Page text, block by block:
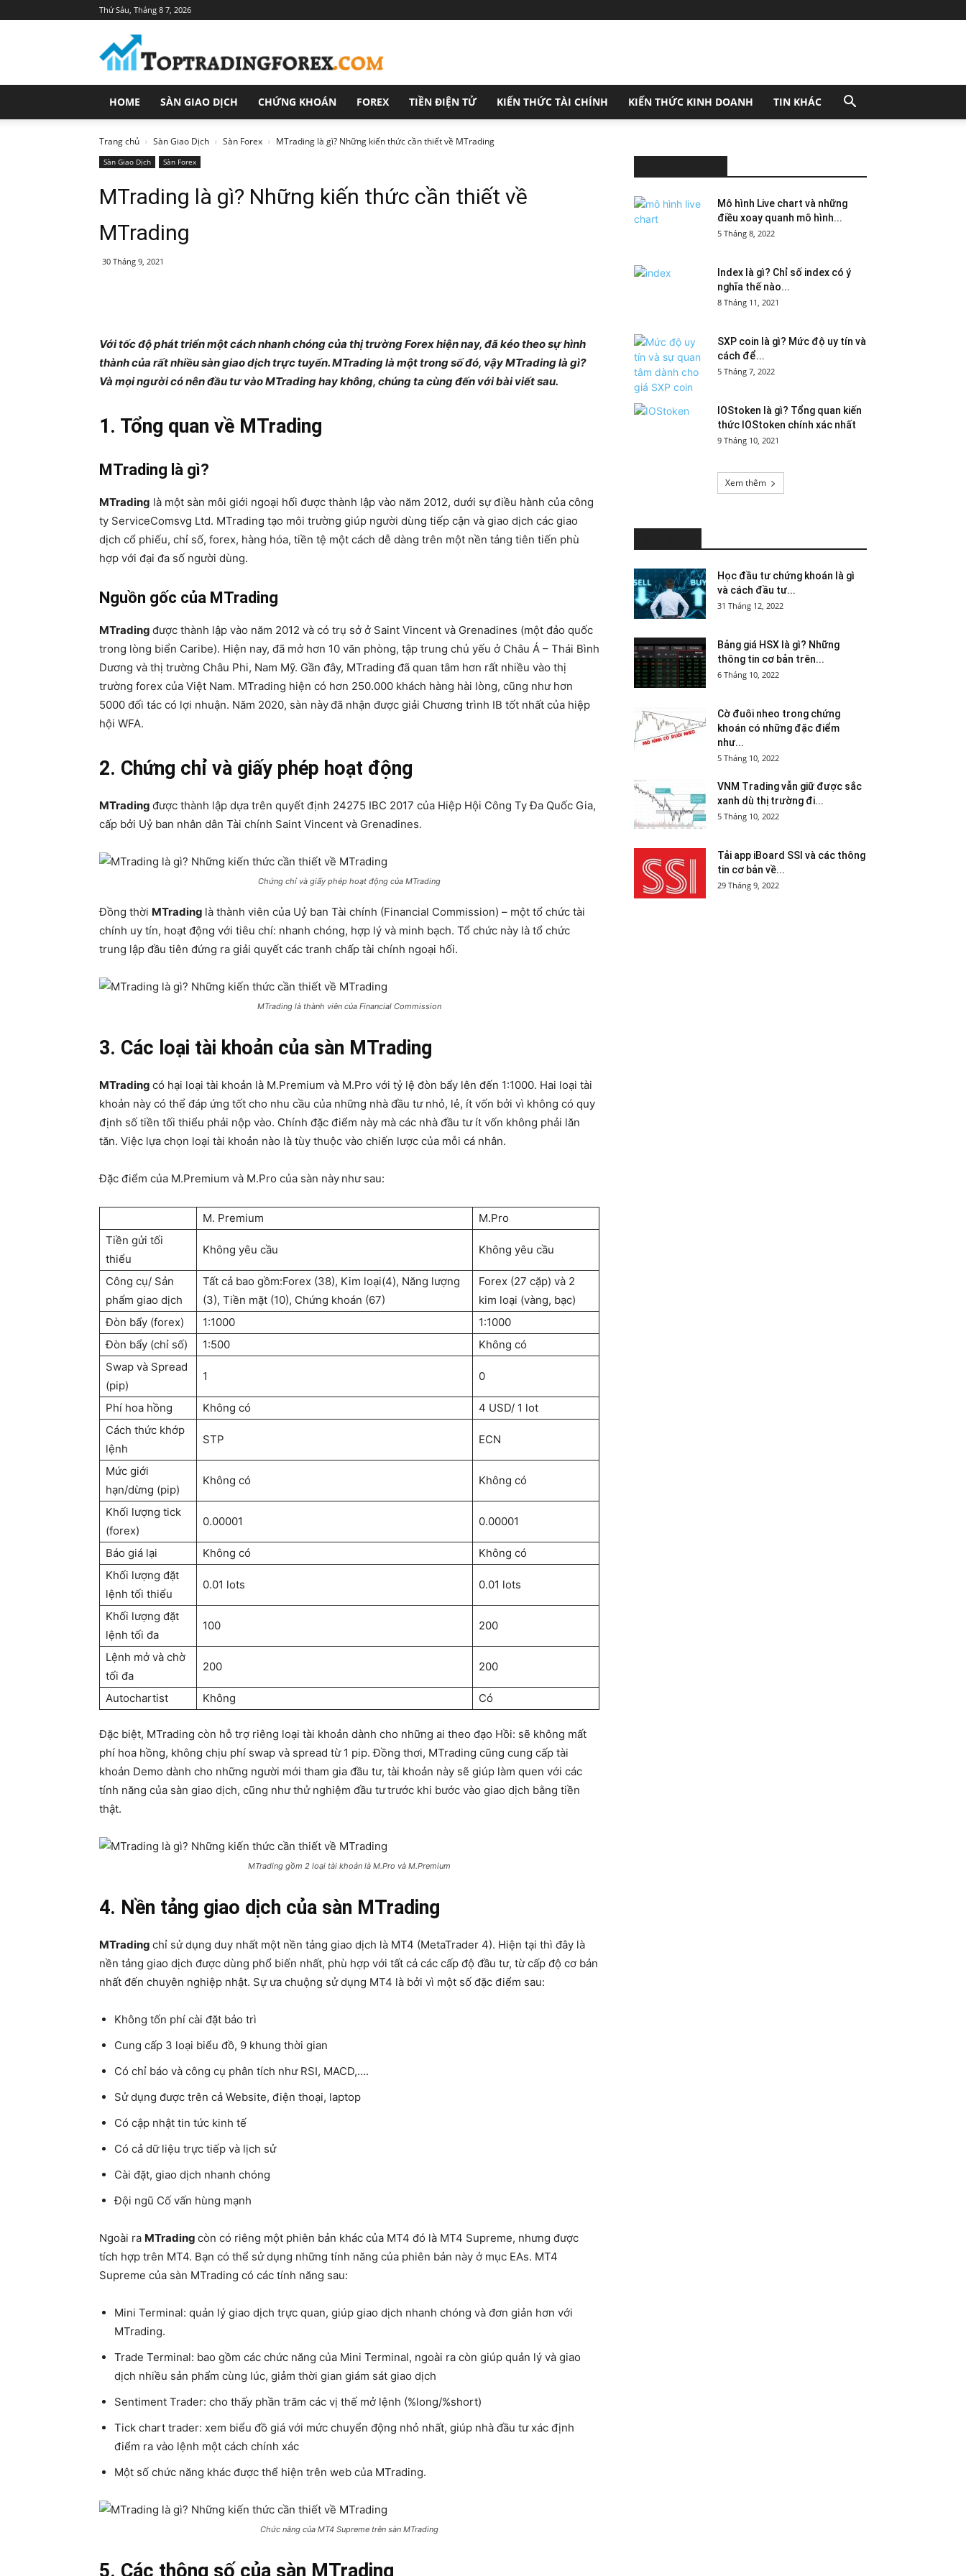
Thứ Sáu, Tháng 8 7, 2026
Trang
Tin
Tức
Đầu
Tư
Chính
HOME SÀN GIAO DỊCH CHỨNG KHOÁN FOREX TIỀN ĐIỆN TỬ KIẾN THỨC TÀI CHÍNH KIẾN THỨC KINH DOANH TIN KHÁC
Trang chủ Sàn Giao Dịch Sàn Forex MTrading là gì? Những kiến thức cần thiết về MTrading
Sàn Giao Dịch Sàn Forex
MTrading là gì? Những kiến thức cần thiết về
MTrading
30 Tháng 9, 2021
Với tốc độ phát triển một cách nhanh chóng của thị trường Forex hiện nay, đã kéo theo sự hình
thành của rất nhiều sàn giao dịch trực tuyến. MTrading là một trong số đó, vậy MTrading là gì?
Và mọi người có nên đầu tư vào MTrading hay không, chúng ta cùng đến với bài viết sau.
1. Tổng quan về MTrading
MTrading là gì?
MTrading là một sàn môi giới ngoại hối được thành lập vào năm 2012, dưới sự điều hành của công
ty ServiceComsvg Ltd. MTrading tạo môi trường giúp người dùng tiếp cận và giao dịch các giao
dịch cổ phiếu, chỉ số, forex, hàng hóa, tiền tệ một cách dễ dàng trên một nền tảng tiên tiến phù
hợp với đại đa số người dùng.
Nguồn gốc của MTrading
MTrading được thành lập vào năm 2012 và có trụ sở ở Saint Vincent và Grenadines (một đảo quốc
trong lòng biển Caribe). Hiện nay, đã mở hơn 10 văn phòng, tập trung chủ yếu ở Châu Á – Thái Bình
Dương và thị trường Châu Phi, Nam Mỹ. Gần đây, MTrading đã quan tâm hơn rất nhiều vào thị
trường forex của Việt Nam. MTrading hiện có hơn 250.000 khách hàng hài lòng, cũng như hơn
5000 đối tác có lợi nhuận. Năm 2020, sàn nàyđã nhận được giải Chương trình IB tốt nhất của hiệp
hội WFA.
2. Chứng chỉ và giấy phép hoạt động
MTrading được thành lập dựa trên quyết định 24275 IBC 2017 của Hiệp Hội Công Ty Đa Quốc Gia,
cấp bởi Uỷ ban nhân dân Tài chính Saint Vincent và Grenadines.
Chứng chỉ và giấy phép hoạt động của MTrading
Đồng thời MTrading là thành viên của Uỷ ban Tài chính (Financial Commission) – một tổ chức tài
chính uy tín, hoạt động với tiêu chí: nhanh chóng, hợp lý và minh bạch. Tổ chức này là tổ chức
trung lập đầu tiên đứng ra giải quyết các tranh chấp tài chính ngoại hối.
MTrading là thành viên của Financial Commission
3. Các loại tài khoản của sàn MTrading
MTrading có hại loại tài khoản là M.Premium và M.Pro với tỷ lệ đòn bẩy lên đến 1:1000. Hai loại tài
khoản này có thể đáp ứng tốt cho nhu cầu của những nhà đầu tư nhỏ, lẻ, ít vốn bởi vì không có quy
định số tiền tối thiểu phải nộp vào. Chính đặc điểm này mà các nhà đầu tư ít vốn không phải lăn
tăn. Việc lựa chọn loại tài khoản nào là tùy thuộc vào chiến lược của mỗi cá nhân.
Đặc điểm của M.Premium và M.Pro của sàn này như sau:
M. Premium
M.Pro
Tiền gửi tối
thiểu
Không yêu cầu Không yêu cầu
Công cụ/ Sản
phẩm giao dịch
Tất cả bao gồm:Forex (38), Kim loại(4), Năng lượng
(3), Tiền mặt (10), Chứng khoán (67)
Forex (27 cặp) và 2
kim loại (vàng, bạc)
Đòn bẩy (forex)
1:1000
1:1000
Đòn bẩy (chỉ số)
1:500
Không có
Swap và Spread
(pip)
1 0
Phí hoa hồng Không có
4 USD/ 1 lot
Cách thức khớp
lệnh
STP ECN
Mức giới
hạn/dừng (pip)
Không có Không có
Khối lượng tick
(forex)
0.00001 0.00001
Báo giá lại Không có
Không có
Khối lượng đặt
lệnh tối thiểu
0.01 lots 0.01 lots
Khối lượng đặt
lệnh tối đa
100 200
Lệnh mở và chờ
tối đa
200 200
Autochartist Không Có
Đặc biệt, MTrading còn hỗ trợ riêng loại tài khoản dành cho những ai theo đạo Hồi: sẽ không mất
phí hoa hồng, không chịu phí swap và spread từ 1 pip. Đồng thơi, MTrading cũng cung cấp tài
khoản Demo dành cho những người mới tham gia đầu tư, tài khoản này sẽ giúp làm quen với các
tính năng của sàn giao dịch, cũng như thử nghiệm đầu tưtrước khi bước vào giao dịch bằng tiền
thật.
MTrading gồm 2 loại tài khoản là M.Pro và M.Premium
4. Nền tảng giao dịch của sàn MTrading
MTrading chỉ sử dụng duy nhất một nền tảng giao dịch là MT4 (MetaTrader 4). Hiện tại thì đây là
nền tảng giao dịch được dùng phổ biến nhất, phù hợp với tất cả các cấp độ đầu tư, từ cấp độ cơ bản
nhất đến chuyên nghiệp nhật. Sự ưa chuộng sử dụng MT4 là bởi vì một số đặc điểm sau:
Không tốn phí cài đặt bảo trì
Cung cấp 3 loại biểu đồ, 9 khung thời gian
Có chỉ báo và công cụ phân tích như RSI, MACD,….
Sử dụng được trên cả Website, điện thoại, laptop
Có cập nhật tin tức kinh tế
Có cả dữ liệu trực tiếp và lịch sử
Cài đặt, giao dịch nhanh chóng
Đội ngũ Cố vấn hùng mạnh
Ngoài ra MTrading còn có riêng một phiên bản khác của MT4 đó là MT4 Supreme, nhưng được
tích hợp trên MT4. Bạn có thể sử dụng những tính năng của phiên bản này ở mục EAs. MT4
Supreme của sàn MTrading có các tính năng sau:
Mini Terminal: quản lý giao dịch trực quan, giúp giao dịch nhanh chóng và đơn giản hơn với
MTrading.
Trade Terminal: bao gồm các chức năng của Mini Terminal, ngoài ra còn giúp quản lý và giao
dịch nhiều sản phẩm cùng lúc, giảm thời gian giám sát giao dịch
Sentiment Trader: cho thấy phần trăm các vị thế mở lệnh (%long/%short)
Tick chart trader: xem biểu đồ giá với mức chuyển động nhỏ nhất, giúp nhà đầu tư xác định
điểm ra vào lệnh một cách chính xác
Một số chức năng khác được thể hiện trên web của MTrading.
Chức năng của MT4 Supreme trên sàn MTrading
5. Các thông số của sàn MTrading
Mô hình Live chart và những
điều xoay quanh mô hình...
5 Tháng 8, 2022
Index là gì? Chỉ số index có ý
nghĩa thế nào...
8 Tháng 11, 2021
SXP coin là gì? Mức độ uy tín và
cách để...
5 Tháng 7, 2022
IOStoken là gì? Tổng quan kiến
thức IOStoken chính xác nhất
9 Tháng 10, 2021
Xem thêm
Học đầu tư chứng khoán là gì
và cách đầu tư...
31 Tháng 12, 2022
Bảng giá HSX là gì? Những
thông tin cơ bản trên...
6 Tháng 10, 2022
Cờ đuôi nheo trong chứng
khoán có những đặc điểm
như...
5 Tháng 10, 2022
VNM Trading vẫn giữ được sắc
xanh dù thị trường đi...
5 Tháng 10, 2022
Tải app iBoard SSI và các thông
tin cơ bản về...
29 Tháng 9, 2022